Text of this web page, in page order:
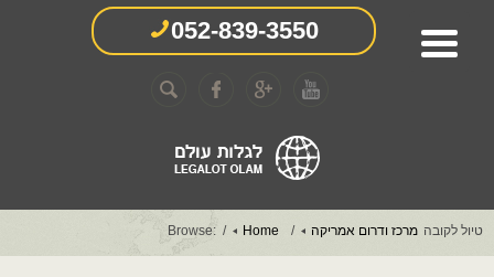
052-839-3550
Browse: Home מרכז ודרום אמריקה טיול לקובה